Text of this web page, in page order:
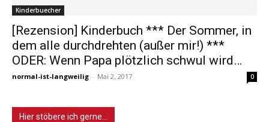
Kinderbuecher
[Rezension] Kinderbuch *** Der Sommer, in
dem alle durchdrehten (außer mir!) ***
ODER: Wenn Papa plötzlich schwul wird…
normal-ist-langweilig - Mai 2, 2017 0
Hier stöbere ich gerne…